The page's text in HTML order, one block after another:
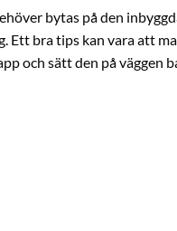
bytas på den
bra tips kan vara att
och sätt den på väggen